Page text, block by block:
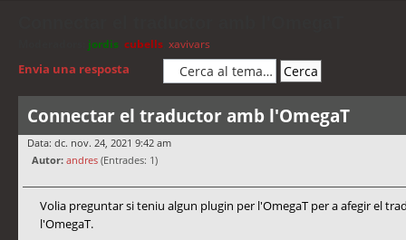
jordis cubells xavivars
Envia una resposta
Connectar el traductor amb l'OmegaT
Data: dc. nov. 24, 2021 9:42 am
Autor: andres (Entrades: 1)
Volia preguntar si teniu algun plugin per l'OmegaT per a afegir el
l'OmegaT.